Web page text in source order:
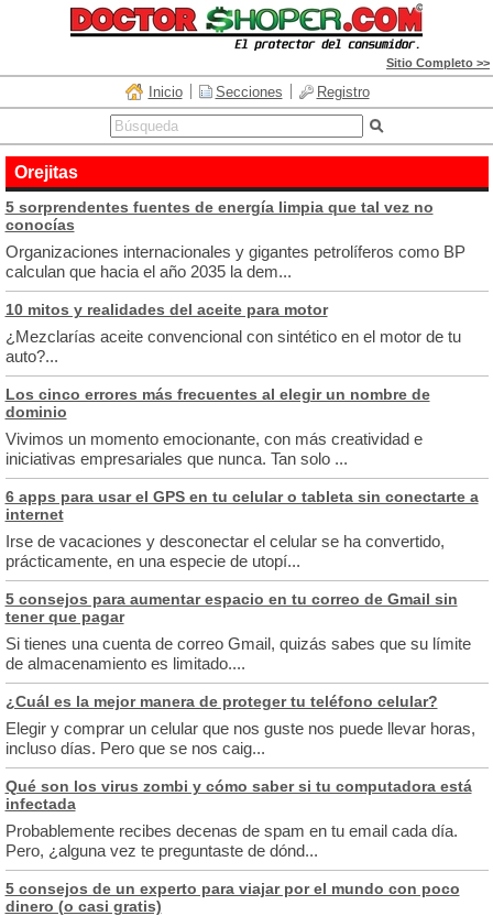
Sitio Completo >>
Inicio Secciones Registro
Orejitas
5 sorprendentes fuentes de energía limpia que tal vez no
conocías
Organizaciones internacionales y gigantes petrolíferos como BP
calculan que hacia el año 2035 la dem...
10 mitos y realidades del aceite para motor
¿Mezclarías aceite convencional con sintético en el motor de tu
auto?...
Los cinco errores más frecuentes al elegir un nombre de
dominio
Vivimos un momento emocionante, con más creatividad e
iniciativas empresariales que nunca. Tan solo ...
6 apps para usar el GPS en tu celular o tableta sin conectarte a
internet
Irse de vacaciones y desconectar el celular se ha convertido,
prácticamente, en una especie de utopí...
5 consejos para aumentar espacio en tu correo de Gmail sin
tener que pagar
Si tienes una cuenta de correo Gmail, quizás sabes que su límite
de almacenamiento es limitado....
¿Cuál es la mejor manera de proteger tu teléfono celular?
Elegir y comprar un celular que nos guste nos puede llevar horas,
incluso días. Pero que se nos caig...
Qué son los virus zombi y cómo saber si tu computadora está
infectada
Probablemente recibes decenas de spam en tu email cada día.
Pero, ¿alguna vez te preguntaste de dónd...
5 consejos de un experto para viajar por el mundo con poco
dinero (o casi gratis)